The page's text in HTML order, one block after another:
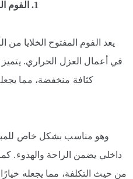
1. الفوم المفتوح الخلايا (Open-Cell Foam)
يعد الفوم المفتوح الخلايا من
في أعمال العزل الحراري.
كثافة منخفضة، مما
وهو مناسب بشكل خاص
داخلي يضمن الراحة والهدوء.
من حيث التكلفة، مما يجعله